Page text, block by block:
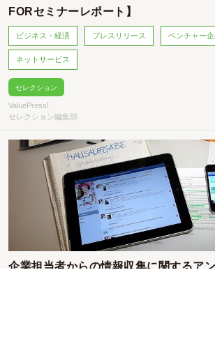
FORセミナーレポート】
ビジネス・経済 プレスリリース ベンチャー
ネットサービス
セレクション
ValuePress!
セレクション編集部
企業担当者からの情報収集に関するア